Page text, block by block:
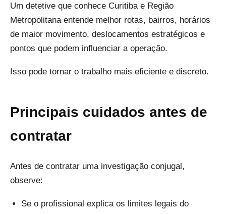
Um detetive que conhece Curitiba e Região
Metropolitana entende melhor rotas, bairros, horários
de maior movimento, deslocamentos estratégicos e
pontos que podem influenciar a operação.
Isso pode tornar o trabalho mais eficiente e discreto.
Principais cuidados antes de
contratar
Antes de contratar uma investigação conjugal,
observe:
Se o profissional explica os limites legais do